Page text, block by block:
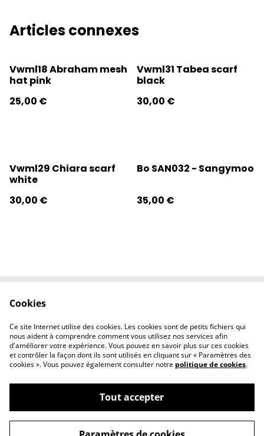
Articles connexes
Vwml18 Abraham mesh
hat pink
25,00 €
Vwml31 Tabea scarf
black
30,00 €
Vwml29 Chiara scarf
white
30,00 €
Bo SAN032 - Sangymoo
35,00 €
Contactez-nous
Politique de
confidentialité
Politique de
cookies
©2026l'éclipse
Cookies
Ce site Internet utilise des cookies. Les cookies sont de petits fichiers qui
nous aident à comprendre comment vous utilisez nos services afin
d'améliorer votre expérience. Vous pouvez en savoir plus sur ces cookies
et contrôler la façon dont ils sont utilisés en cliquant sur « Paramètres des
cookies ». Vous pouvez également consulter notre politique de cookies.
Tout accepter